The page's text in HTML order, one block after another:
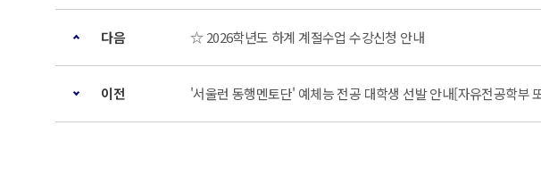
다음 ☆ 2026학년도 하계 계절수업 수강신청 안내
이전 '서울런 동행멘토단' 예체능 전공 대학생 선발 안내[자유전공학부